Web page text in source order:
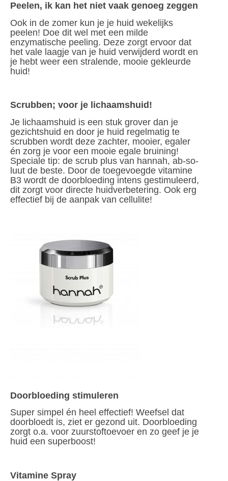
Peelen, ik kan het niet vaak genoeg zeggen
Ook in de zomer kun je je huid wekelijks
peelen! Doe dit wel met een milde
enzymatische peeling. Deze zorgt ervoor dat
het vale laagje van je huid verwijderd wordt en
je hebt weer een stralende, mooie gekleurde
huid!
Scrubben; voor je lichaamshuid!
Je lichaamshuid is een stuk grover dan je
gezichtshuid en door je huid regelmatig te
scrubben wordt deze zachter, mooier, egaler
én zorg je voor een mooie egale bruining!
Speciale tip: de scrub plus van hannah, ab-so-
luut de beste. Door de toegevoegde vitamine
B3 wordt de doorbloeding intens gestimuleerd,
dit zorgt voor directe huidverbetering. Ook erg
effectief bij de aanpak van cellulite!
Doorbloeding stimuleren
Super simpel én heel effectief! Weefsel dat
doorbloedt is, ziet er gezond uit. Doorbloeding
zorgt o.a. voor zuurstoftoevoer en zo geef je je
huid een superboost!
Vitamine Spray